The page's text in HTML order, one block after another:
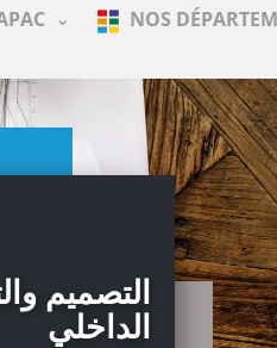
NOS
التصميم
الداخلي